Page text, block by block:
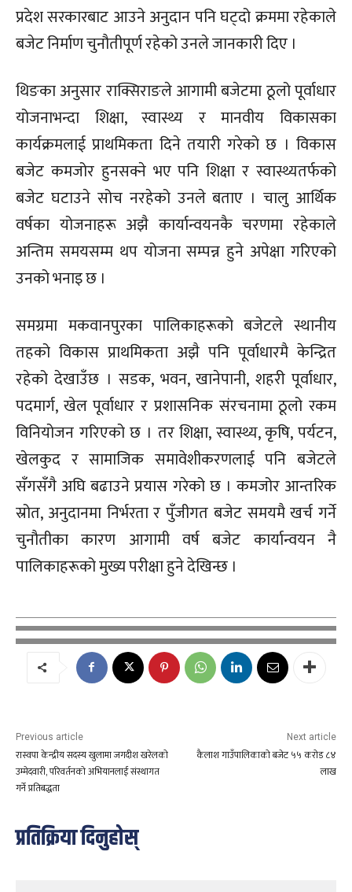
प्रदेश सरकारबाट आउने अनुदान पनि घट्दो क्रममा रहेकाले
बजेट निर्माण चुनौतीपूर्ण रहेको उनले जानकारी दिए ।
थिङका अनुसार राक्सिराङले आगामी बजेटमा ठूलो पूर्वाधार
योजनाभन्दा शिक्षा, स्वास्थ्य र मानवीय विकासका
कार्यक्रमलाई प्राथमिकता दिने तयारी गरेको छ । विकास
बजेट कमजोर हुनसक्ने भए पनि शिक्षा र स्वास्थ्यतर्फको
बजेट घटाउने सोच नरहेको उनले बताए । चालु आर्थिक
वर्षका योजनाहरू अझै कार्यान्वयनकै चरणमा रहेकाले
अन्तिम समयसम्म थप योजना सम्पन्न हुने अपेक्षा गरिएको
उनको भनाइ छ ।
समग्रमा मकवानपुरका पालिकाहरूको बजेटले स्थानीय
तहको विकास प्राथमिकता अझै पनि पूर्वाधारमै केन्द्रित
रहेको देखाउँछ । सडक, भवन, खानेपानी, शहरी पूर्वाधार,
पदमार्ग, खेल पूर्वाधार र प्रशासनिक संरचनामा ठूलो रकम
विनियोजन गरिएको छ । तर शिक्षा, स्वास्थ्य, कृषि, पर्यटन,
खेलकुद र सामाजिक समावेशीकरणलाई पनि बजेटले
सँगसँगै अघि बढाउने प्रयास गरेको छ । कमजोर आन्तरिक
स्रोत, अनुदानमा निर्भरता र पुँजीगत बजेट समयमै खर्च गर्ने
चुनौतीका कारण आगामी वर्ष बजेट कार्यान्वयन नै
पालिकाहरूको मुख्य परीक्षा हुने देखिन्छ ।
Previous article
रास्वपा केन्द्रीय सदस्य खुलामा जगदीश खरेलको
उम्मेदवारी, परिवर्तनको अभियानलाई संस्थागत
गर्ने प्रतिबद्धता
Next article
कैलाश गाउँपालिकाको बजेट ५५ करोड ८४
लाख
प्रतिक्रिया दिनुहोस्